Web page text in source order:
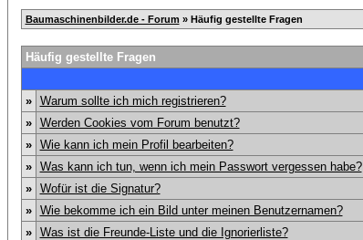
Baumaschinenbilder.de - Forum » Häufig gestellte Fragen
Häufig gestellte Fragen
»
Warum sollte ich mich registrieren?
»
Werden Cookies vom Forum benutzt?
»
Wie kann ich mein Profil bearbeiten?
»
Was kann ich tun, wenn ich mein Passwort vergessen habe?
»
Wofür ist die Signatur?
»
Wie bekomme ich ein Bild unter meinen Benutzernamen?
»
Was ist die Freunde-Liste und die Ignorierliste?